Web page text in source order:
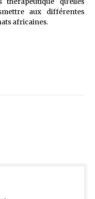
aux différentes
africaines.